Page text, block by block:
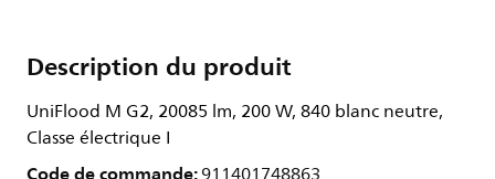
Description du produit
UniFlood M G2, 20085 lm, 200 W, 840 blanc neutre,
Classe électrique I